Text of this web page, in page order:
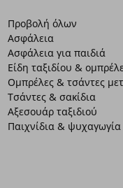
Προβολή όλων
Ασφάλεια
Ασφάλεια για παιδιά
Είδη ταξιδίου &
Ομπρέλες & τσάντες
Τσάντες & σακίδια
Αξεσουάρ ταξιδιού
Παιχνίδια & ψυχαγωγία